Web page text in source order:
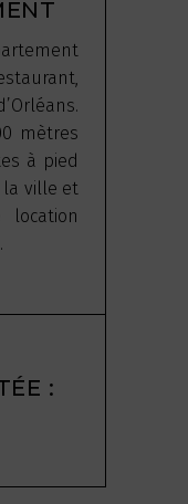
mètres
à pied
la ville et
location
: